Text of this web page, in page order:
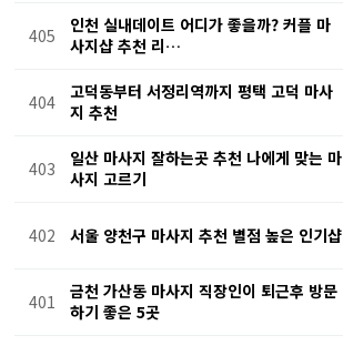
405
인천 실내데이트 어디가 좋을까? 커플 마
사지샵 추천 리…
404
고덕동부터 서정리역까지 평택 고덕 마사
지 추천
403
일산 마사지 잘하는곳 추천 나에게 맞는 마
사지 고르기
402 서울 양천구 마사지 추천 별점 높은 인기샵
401
금천 가산동 마사지 직장인이 퇴근후 방문
하기 좋은 5곳